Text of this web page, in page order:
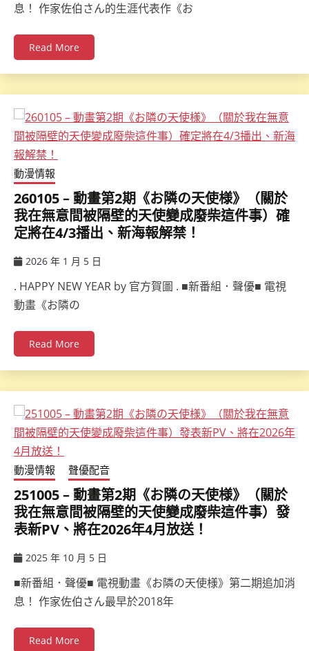
息！ 作家佐伯さん的生涯代表作《お
Read More
動漫情報
260105 – 動畫第2期《お隣の天使様》（關於
我在無意間被隔壁的天使變成廢柴這件事）確
定將在4/3播出、新海報解禁！
2026 年 1 月 5 日
. HAPPY NEW YEAR by 官方賀圖 . ■新番組．聲優■ 電視
動畫《お隣の
Read More
動漫情報 聲優配音
251005 – 動畫第2期《お隣の天使様》（關於
我在無意間被隔壁的天使變成廢柴這件事）發
表新PV、將在2026年4月放送！
2025 年 10 月 5 日
■新番組．聲優■ 電視動畫《お隣の天使様》第二期追加消
息！ 作家佐伯さん最早於2018年
Read More